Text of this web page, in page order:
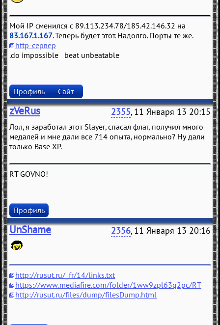
Мой IP сменился с 89.113.234.78/185.42.146.32 на
83.167.1.167. Теперь будет этот. Надолго. Порты те же.
http-сервер
.do impossible beat unbeatable
Профиль Сайт
zVeRus 2355, 11 Января 13 20:15
Лол, я заработал этот Slayer, спасал флаг, получил много
медалей и мне дали все 714 опыта, нормально? Ну дали
только Base XP.
RT GOVNO!
Профиль
UnShame 2356, 11 Января 13 20:16
http://rusut.ru/_fr/14/links.txt
https://www.mediafire.com/folder/1ww9zpl63q2pc/RT
http://rusut.ru/files/dump/filesDump.html